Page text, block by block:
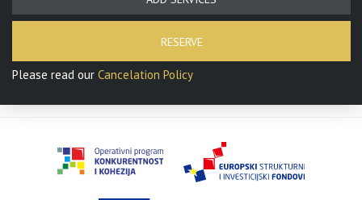
RESERVE
Please read our Cancelation Policy